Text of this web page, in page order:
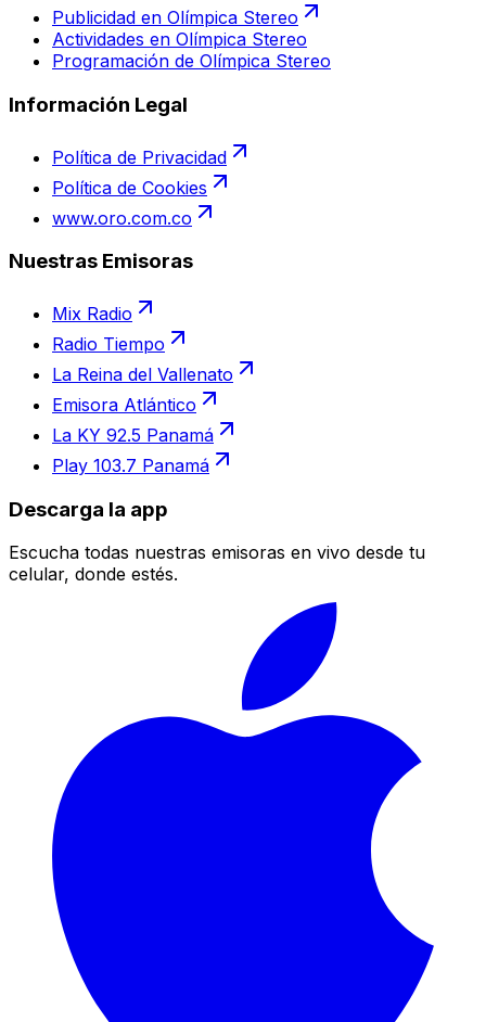
Publicidad en Olímpica Stereo
Actividades en Olímpica Stereo
Programación de Olímpica Stereo
Información Legal
Política de Privacidad
Política de Cookies
www.oro.com.co
Nuestras Emisoras
Mix Radio
Radio Tiempo
La Reina del Vallenato
Emisora Atlántico
La KY 92.5 Panamá
Play 103.7 Panamá
Descarga la app
Escucha todas nuestras emisoras en vivo desde tu
celular, donde estés.